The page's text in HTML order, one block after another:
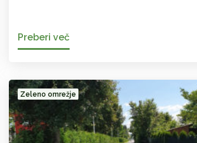
Preberi več
Zeleno omrežje